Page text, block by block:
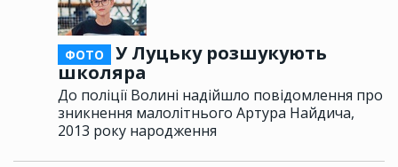
ФОТО
У Луцьку розшукують
школяра
До поліції Волині надійшло повідомлення про
зникнення малолітнього Артура Найдича,
2013 року народження